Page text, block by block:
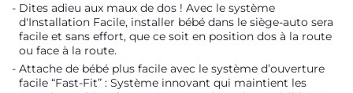
Dites adieu aux maux de dos ! Avec le système
d'Installation Facile, installer bébé dans le siège-auto sera
facile et sans effort, que ce soit en position dos à la route
ou face à la route.
Attache de bébé plus facile avec le système d’ouverture
facile “Fast-Fit” : Système innovant qui maintient les